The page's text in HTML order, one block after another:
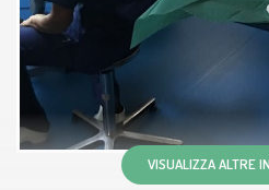
all'ascolto. La
approfondita.
Paziente
VISUALIZZA ALTRE